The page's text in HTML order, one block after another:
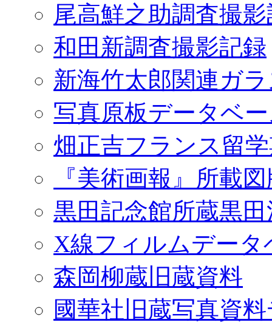
尾高鮮之助調査撮
和田新調査撮影記録
新海竹太郎関連ガ
写真原板データベ
畑正吉フランス留
『美術画報』所載
黒田記念館所蔵黒
X線フィルムデータ
森岡柳蔵旧蔵資料
國華社旧蔵写真資